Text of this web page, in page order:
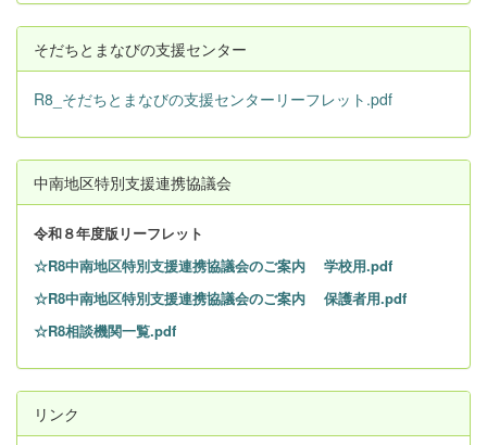
そだちとまなびの支援センター
R8_そだちとまなびの支援センターリーフレット.pdf
中南地区特別支援連携協議会
令和８年度版リーフレット
☆R8中南地区特別支援連携協議会のご案内 学校用.pdf
☆R8中南地区特別支援連携協議会のご案内 保護者用.pdf
☆R8相談機関一覧.pdf
リンク